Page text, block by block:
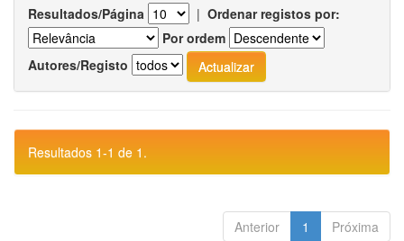
Resultados/Página | Ordenar registos por:
Por ordem
Autores/Registo
Resultados 1-1 de 1.
Anterior 1 Próxima